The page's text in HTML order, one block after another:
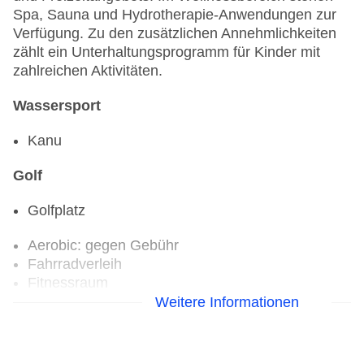
Spa, Sauna und Hydrotherapie-Anwendungen zur
Verfügung. Zu den zusätzlichen Annehmlichkeiten
zählt ein Unterhaltungsprogramm für Kinder mit
zahlreichen Aktivitäten.
Wassersport
Kanu
Golf
Golfplatz
Aerobic: gegen Gebühr
Fahrradverleih
Fitnessraum
Weitere Informationen